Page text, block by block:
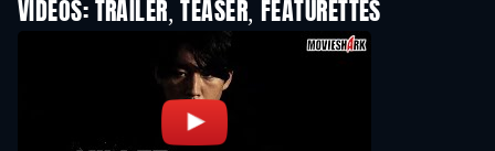
VIDEOS: TRAILER, TEASER, FEATURETTES